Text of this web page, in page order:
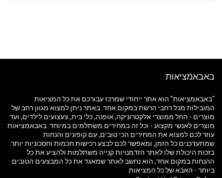
באבאמציאות
"באבאמציאות" הוא אתר ייחודי שמרכז עבורכם את כל המציאות
המובילות מכל רחבי הרשת במקום אחד. באתר ניתן למצוא מגוון רחב של
מוצרים - החל ממוצרי אלקטרוניקה, אופנה, כלי בית, צעצועים לילדים, ועד
מוצרים לאנשי מקצוע - וכל זה במחירים משתלמים במיוחד. באבאמציאות
עוזר לכם למצוא את המחירים הכי טובים, עם קופונים והנחות
שמתעדכנים כל הזמן, ומאפשר לכם לבצע רכישות חכמות וחסכוניות יותר.
בזכות היכולת שלו לאתר הזדמנויות קנייה משתלמות ולהציע את כל
ההנחות במקום אחד, הוא נחשב לאתר שמאגד את כל המבצעים הטובים
ביותר - האבא של כל המציאות.